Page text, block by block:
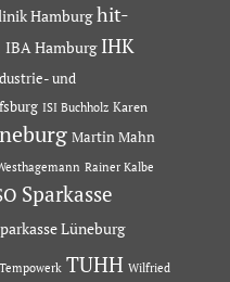
Hamburg hit-
IBA Hamburg IHK
und
ISI Buchholz Karen
Martin Mahn
Rainer Kalbe
Sparkasse
Lüneburg
Tempowerk TUHH Wilfried